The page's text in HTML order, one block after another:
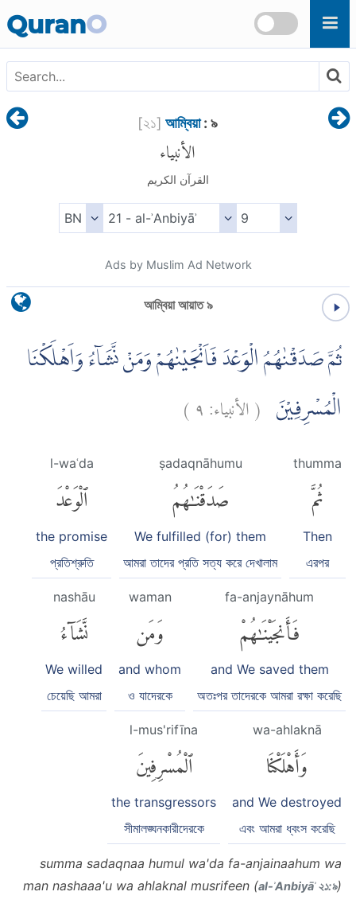
QuranO
[২১] আম্বিয়া: ৯
الأنبياء
القرآن الكريم
Ads by Muslim Ad Network
আম্বিয়া আয়াত ৯
ثُمَّ صَدَقْنٰهُمُ الْوَعْدَ فَاَنْجَيْنٰهُمْ وَمَنْ نَّشَاۤءُ وَاَهْلَكْنَا
الْمُسْرِفِيْنَ (الأنبياء:٩)
thumma
ثُمَّ
Then
এরপর
ṣadaqnāhumu
صَدَقْنَٰهُمُ
We fulfilled (for) them
আমরা তাদের প্রতি সত্য করে দেখালাম
l-waʿda
ٱلْوَعْدَ
the promise
প্রতিশ্রুতি
fa-anjaynāhum
فَأَنجَيْنَٰهُمْ
and We saved them
অতঃপর তাদেরকে আমরা রক্ষা করেছি
waman
وَمَن
and whom
ও যাদেরকে
nashāu
نَّشَآءُ
We willed
চেয়েছি আমরা
wa-ahlaknā
وَأَهْلَكْنَا
and We destroyed
এবং আমরা ধ্বংস করেছি
l-mus'rifīna
ٱلْمُسْرِفِينَ
the transgressors
সীমালঙ্ঘনকারীদেরকে
summa sadaqnaa humul wa'da fa-anjainaahum wa
man nashaaa'u wa ahlaknal musrifeen (al-ʾAnbiyāʾ ২১:৯)